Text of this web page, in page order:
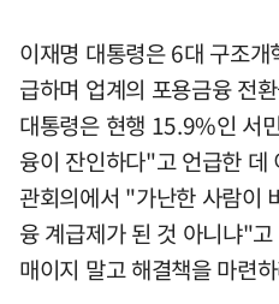
이재명 대통령은 6대 구조
급하며 업계의 포용금융 전
대통령은 현행 15.9%인 서
융이 잔인하다"고 언급한
관회의에서 "가난한 사람이
융 계급제가 된 것 아니냐"
매이지 말고 해결책을 마련